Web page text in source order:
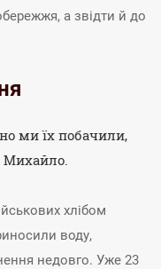
а звідти й до
ми їх побачили,
Михайло.
хлібом
воду,
недовго. Уже 23